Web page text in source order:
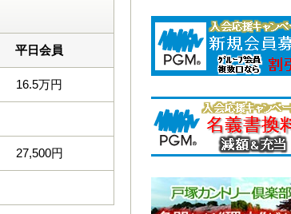
平日会員
16.5万円
27,500円